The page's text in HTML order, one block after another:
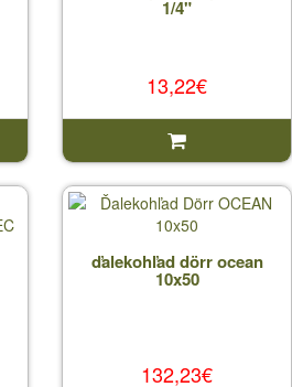
1/4"
13,22€
ďalekohľad dörr ocean
10x50
132,23€